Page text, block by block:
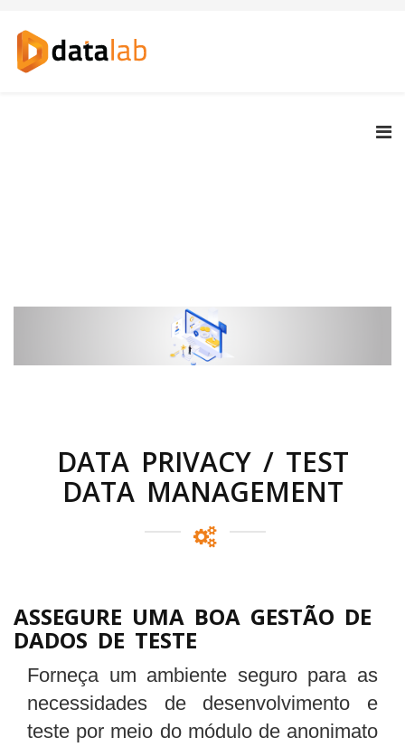
DATA PRIVACY / TEST
DATA MANAGEMENT
ASSEGURE UMA BOA GESTÃO DE
DADOS DE TESTE
Forneça um ambiente seguro para as
necessidades de desenvolvimento e
teste por meio do módulo de anonimato